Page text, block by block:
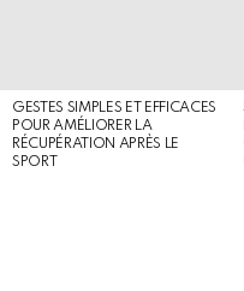
GESTES SIMPLES ET EFFICACES
POUR AMÉLIORER LA
RÉCUPÉRATION APRÈS LE
SPORT